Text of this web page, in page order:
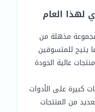
لهذا العام
مذهلة من
يتيح للمتسوقين
عالية الجودة
على الأدوات
من المنتجات